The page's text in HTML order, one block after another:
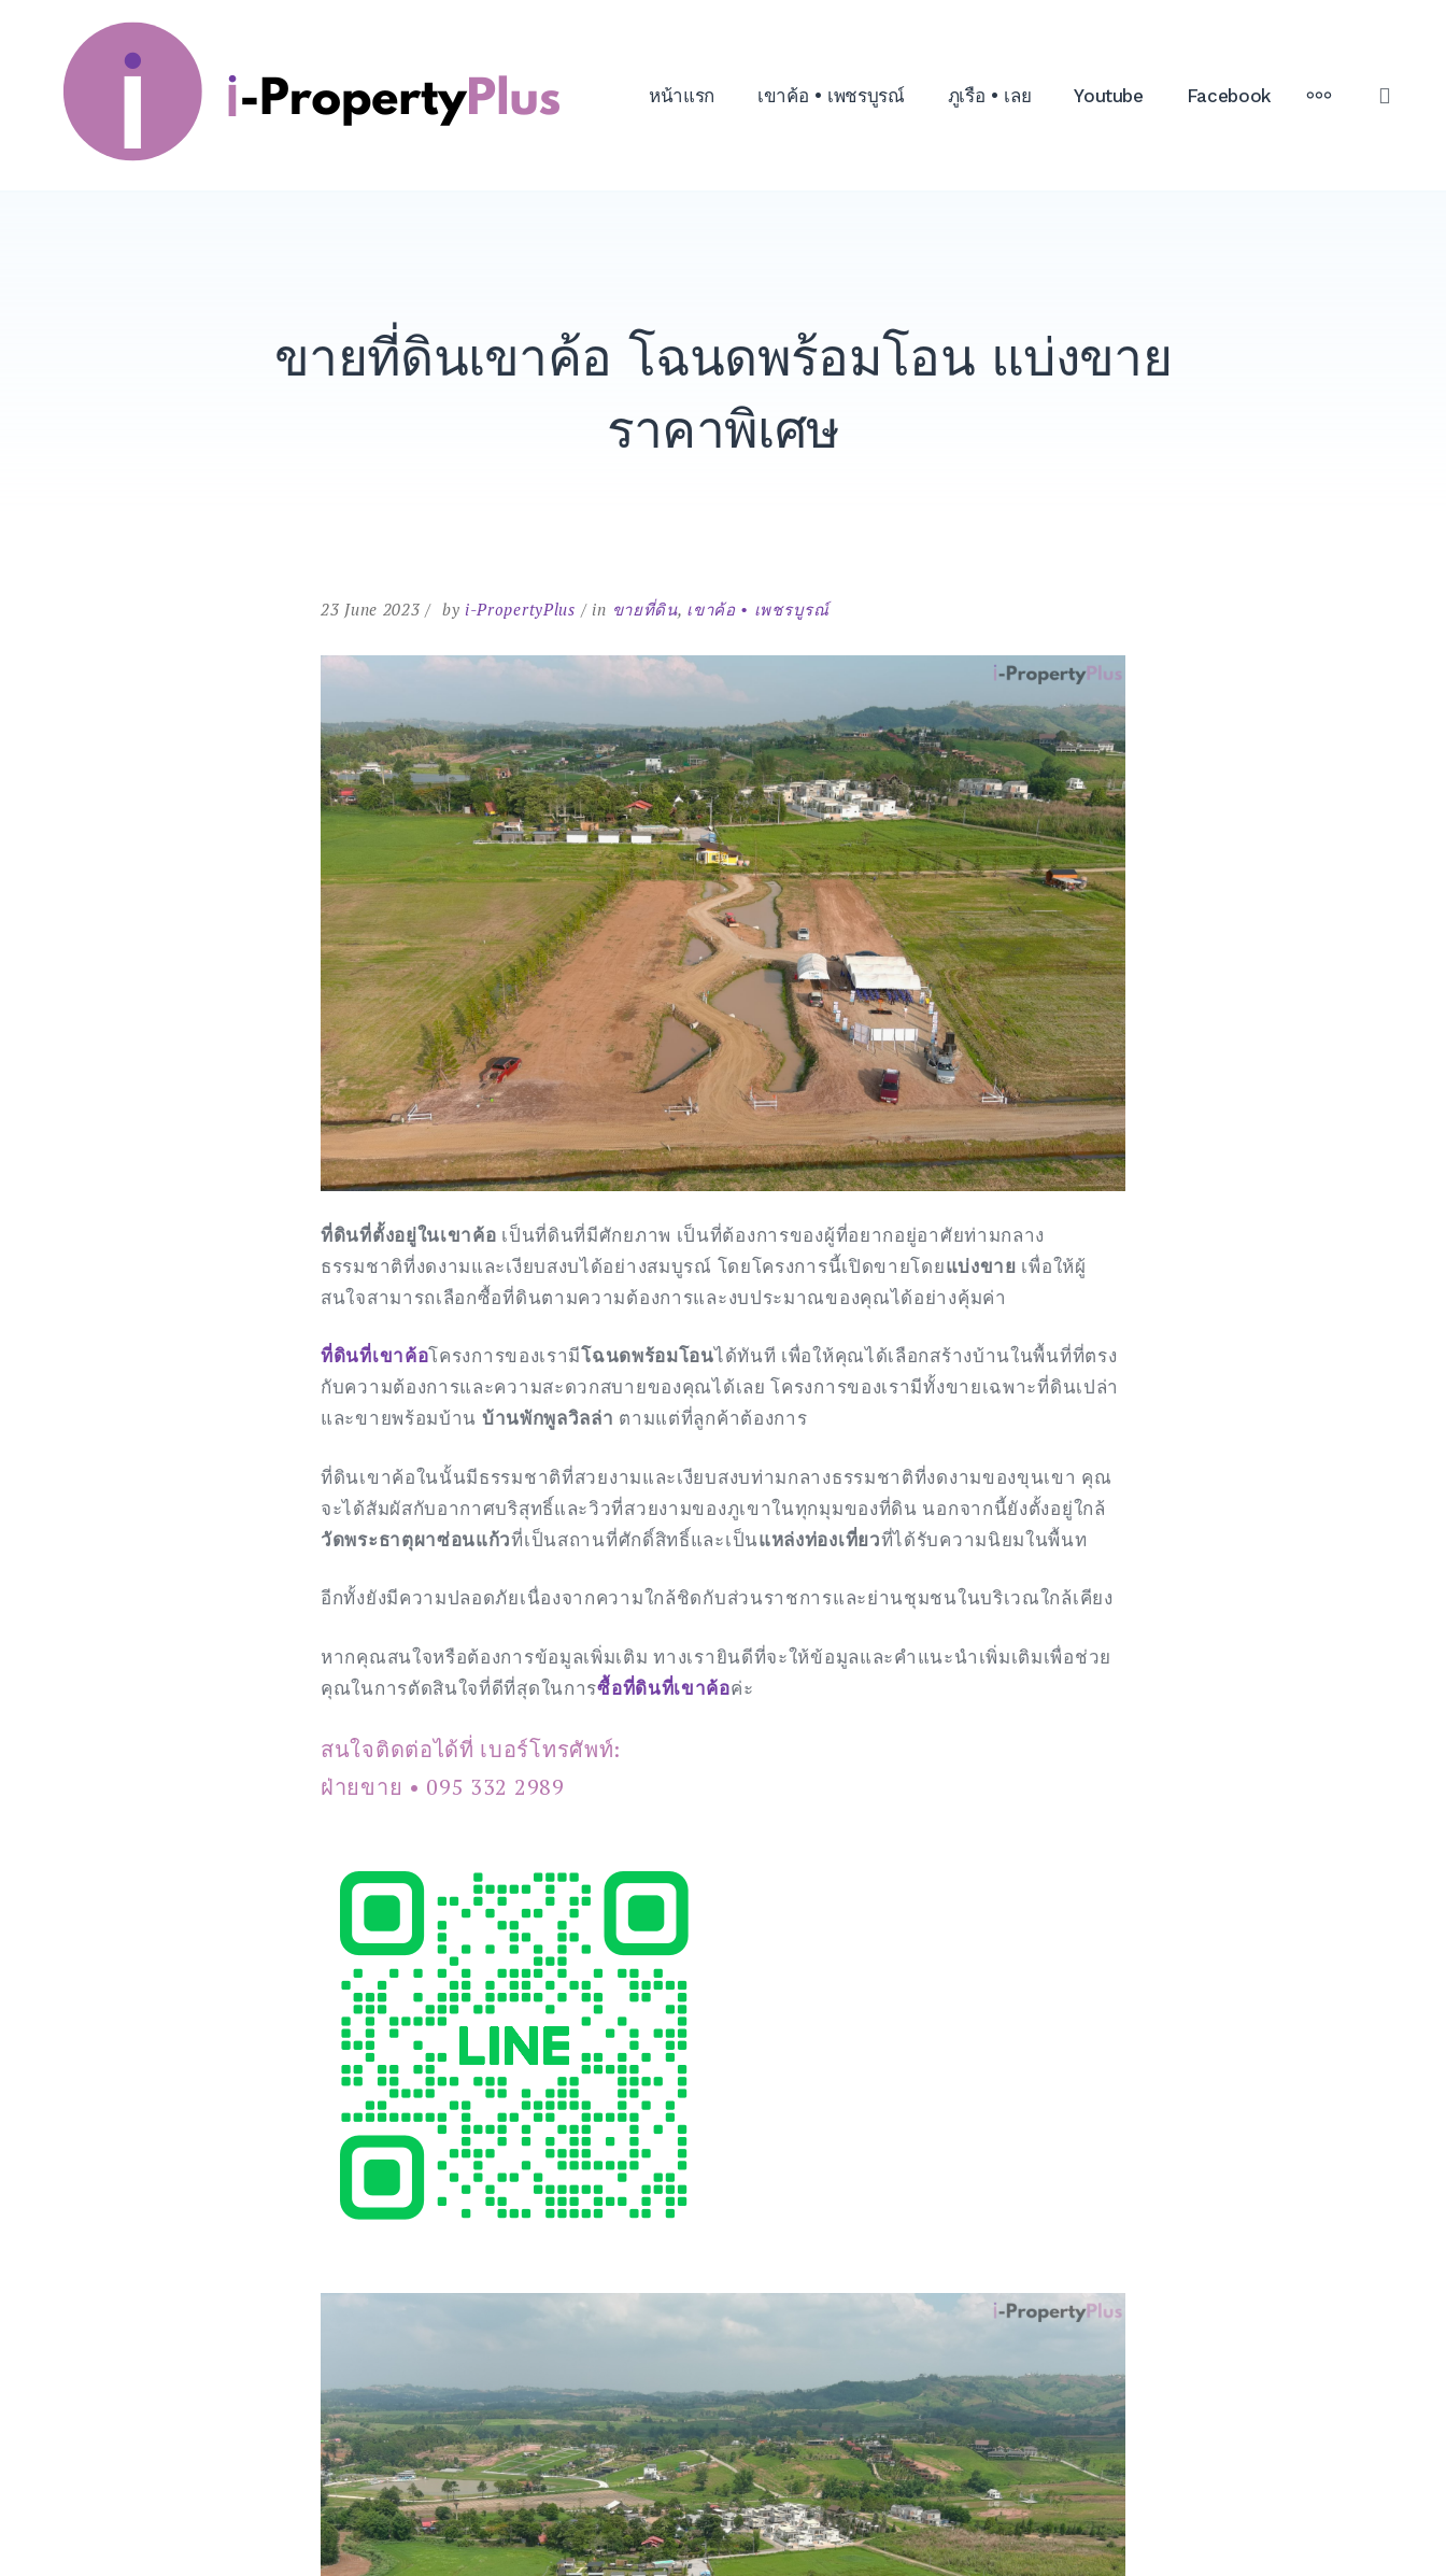
contenti-PropertyPlus หน้าแรก เขาค้อ • เพชรบูรณ์ ภูเรือ • เลย Youtube Facebook MORE
ขายที่ดินเขาค้อ โฉนดพร้อมโอน แบ่งขาย
ราคาพิเศษ
23 June 2023 by i-PropertyPlus in ขายที่ดิน, เขาค้อ • เพชรบูรณ์
ที่ดินที่ตั้งอยู่ในเขาค้อ เป็นที่ดินที่มีศักยภาพ เป็นที่ต้องการของผู้ที่อยากอยู่อาศัยท่ามกลาง
ธรรมชาติที่งดงามและเงียบสงบได้อย่างสมบูรณ์ โดยโครงการนี้เปิดขายโดยแบ่งขาย เพื่อให้ผู้
สนใจสามารถเลือกซื้อที่ดินตามความต้องการและงบประมาณของคุณได้อย่างคุ้มค่า
ที่ดินที่เขาค้อโครงการของเรามีโฉนดพร้อมโอนได้ทันที เพื่อให้คุณได้เลือกสร้างบ้านในพื้นที่ที่ตรง
กับความต้องการและความสะดวกสบายของคุณได้เลย โครงการของเรามีทั้งขายเฉพาะที่ดินเปล่า
และขายพร้อมบ้าน บ้านพักพูลวิลล่า ตามแต่ที่ลูกค้าต้องการ
ที่ดินเขาค้อในนั้นมีธรรมชาติที่สวยงามและเงียบสงบท่ามกลางธรรมชาติที่งดงามของขุนเขา คุณ
จะได้สัมผัสกับอากาศบริสุทธิ์และวิวที่สวยงามของภูเขาในทุกมุมของที่ดิน นอกจากนี้ยังตั้งอยู่ใกล้
วัดพระธาตุผาซ่อนแก้วที่เป็นสถานที่ศักดิ์สิทธิ์และเป็นแหล่งท่องเที่ยวที่ได้รับความนิยมในพื้นท
อีกทั้งยังมีความปลอดภัยเนื่องจากความใกล้ชิดกับส่วนราชการและย่านชุมชนในบริเวณใกล้เคียง
หากคุณสนใจหรือต้องการข้อมูลเพิ่มเติม ทางเรายินดีที่จะให้ข้อมูลและคำแนะนำเพิ่มเติมเพื่อช่วย
คุณในการตัดสินใจที่ดีที่สุดในการซื้อที่ดินที่เขาค้อค่ะ
สนใจติดต่อได้ที่ เบอร์โทรศัพท์:
ฝ่ายขาย • 095 332 2989